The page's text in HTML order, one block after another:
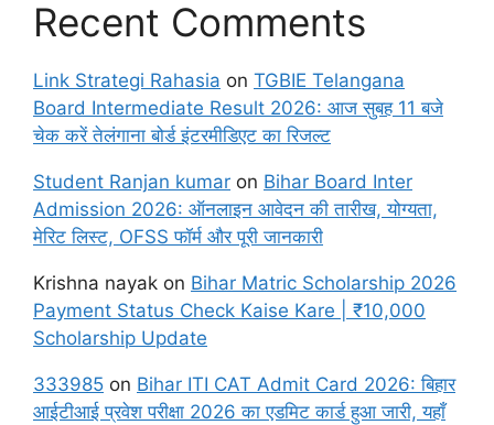
Recent Comments
Link Strategi Rahasia on TGBIE Telangana
Board Intermediate Result 2026: आज सुबह 11 बजे
चेक करें तेलंगाना बोर्ड इंटरमीडिएट का रिजल्ट
Student Ranjan kumar on Bihar Board Inter
Admission 2026: ऑनलाइन आवेदन की तारीख, योग्यता,
मेरिट लिस्ट, OFSS फॉर्म और पूरी जानकारी
Krishna nayak on Bihar Matric Scholarship 2026
Payment Status Check Kaise Kare | ₹10,000
Scholarship Update
333985 on Bihar ITI CAT Admit Card 2026: बिहार
आईटीआई प्रवेश परीक्षा 2026 का एडमिट कार्ड हुआ जारी, यहाँ